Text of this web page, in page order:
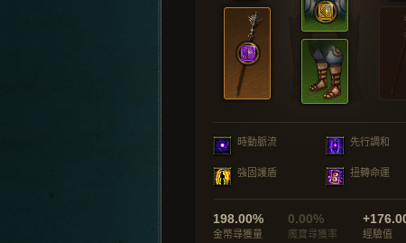
時動脈流 先行調和
強固護盾 扭轉命運
198.00%
金幣尋獲量
0.00%
魔寶尋獲率 經驗值